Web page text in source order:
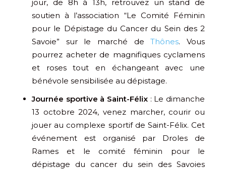
jour, de 8h à 13h, retrouvez un stand de
soutien à l’association “Le Comité Féminin
pour le Dépistage du Cancer du Sein des 2
Savoie” sur le marché deThônes. Vous
pourrez acheter de magnifiques cyclamens
et roses tout en échangeant avec une
bénévole sensibilisée au dépistage.
Journée sportive à Saint-Félix : Le dimanche
13 octobre 2024, venez marcher, courir ou
jouer au complexe sportif de Saint-Félix. Cet
événement est organisé par Droles de
Rames et le comité féminin pour le
dépistage du cancer du sein des Savoies